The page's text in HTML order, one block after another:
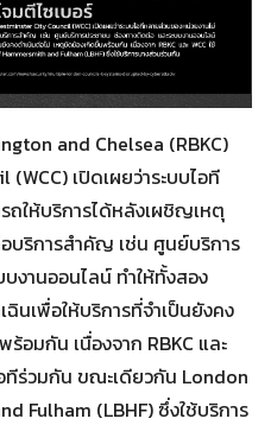
and Chelsea (RBKC)
เปิดเผยว่าระบบไอที
ถให้บริการได้หลังเผชิญเหตุ
บริการสำคัญ เช่น ศูนย์บริการ
งานออนไลน์ ทำให้ทั้งสอง
นเพื่อให้บริการที่จำเป็นยังคง
อมกัน เนื่องจาก RBKC และ
ทีร่วมกัน ขณะเดียวกัน London
Fulham (LBHF) ซึ่งใช้บริการ